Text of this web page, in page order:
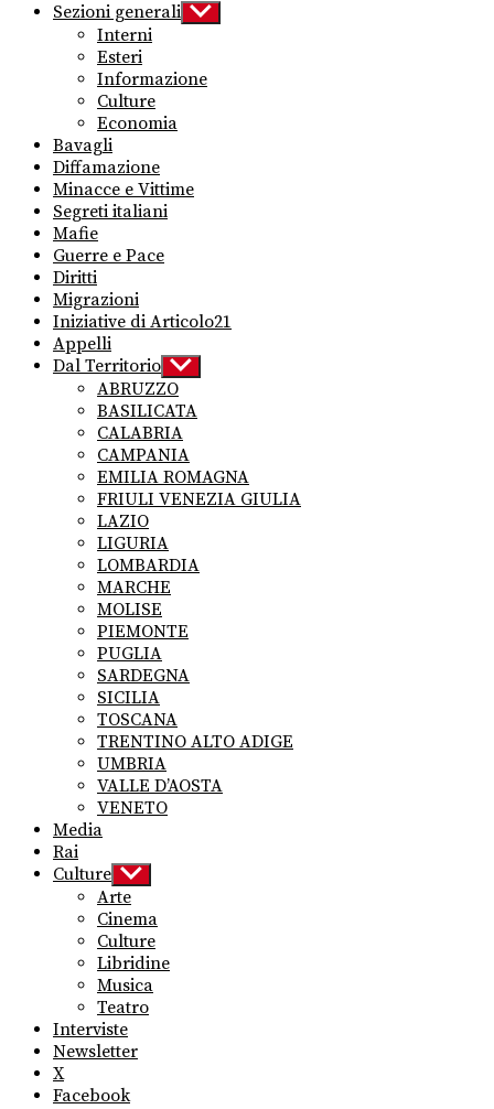
Sezioni generali Show
sub
Interni
Esteri
Informazione
Culture
Economia
Bavagli
Diffamazione
Minacce e Vittime
Segreti italiani
Mafie
Guerre e Pace
Diritti
Migrazioni
Iniziative di Articolo21
Appelli
Dal Territorio Show
sub
menu
ABRUZZO
BASILICATA
CALABRIA
CAMPANIA
EMILIA ROMAGNA
FRIULI VENEZIA GIULIA
LAZIO
LIGURIA
LOMBARDIA
MARCHE
MOLISE
PIEMONTE
PUGLIA
SARDEGNA
SICILIA
TOSCANA
TRENTINO ALTO ADIGE
UMBRIA
VALLE D’AOSTA
VENETO
Media
Rai
Culture Show
sub
menu
Arte
Cinema
Culture
Libridine
Musica
Teatro
Interviste
Newsletter
X
Facebook